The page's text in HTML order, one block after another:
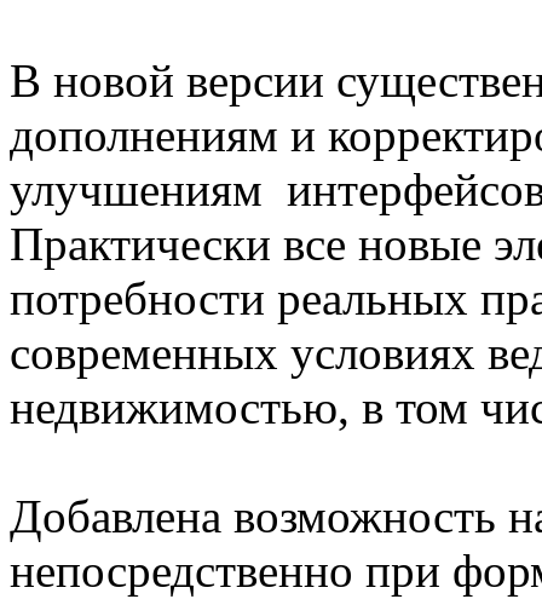
В новой версии
дополнениям и
улучшениям
Практически все новые
потребности реальных
современных условиях
недвижимостью, в том
Добавлена возможность
непосредственно при